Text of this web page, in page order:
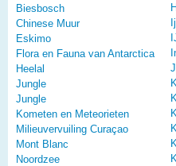
Biesbosch
Chinese Muur
Eskimo
Flora en Fauna van Antarctica
Heelal
Jungle
Jungle
Kometen en Meteorieten
Milieuvervuiling Curaçao
Mont Blanc
Noordzee